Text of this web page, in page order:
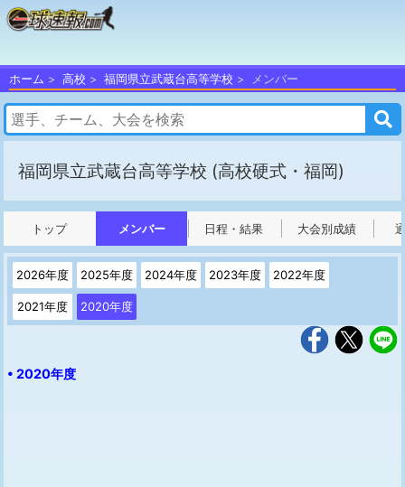
ホーム 高校 福岡県立武蔵台高等学校 メンバー
福岡県立武蔵台高等学校 (高校硬式・福岡)
トップ メンバー 日程・結果 大会別成績
2026年度 2025年度 2024年度 2023年度 2022年度
2021年度 2020年度
• 2020年度